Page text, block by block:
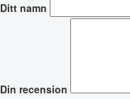
Ditt namn
Din recension